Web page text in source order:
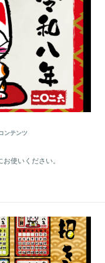
ンテンツ
使いください。